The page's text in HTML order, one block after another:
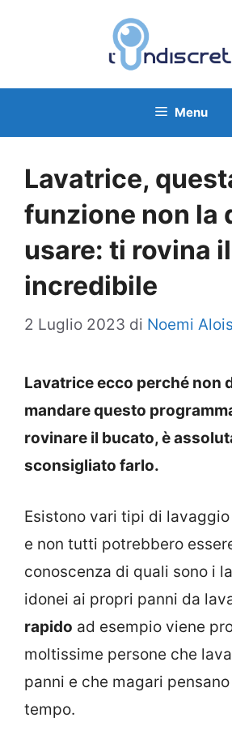
Menu
Lavatrice,
funzione non la
usare: ti rovina
incredibile
2 Luglio 2023 di Noemi
Lavatrice ecco perché non
mandare questo
rovinare il bucato, è
sconsigliato farlo.
Esistono vari tipi di
e non tutti potrebbero
conoscenza di quali sono i
idonei ai propri panni da
rapido ad esempio viene
moltissime persone che
panni e che magari
tempo.